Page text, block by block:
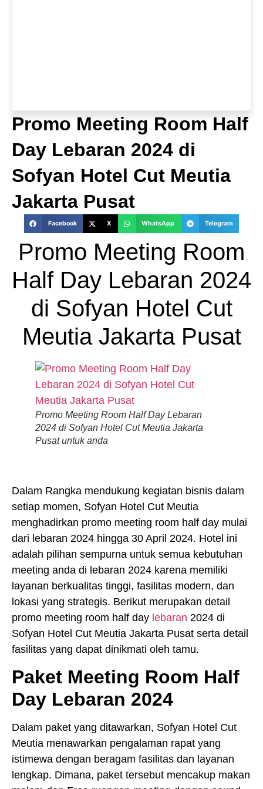
Promo Meeting Room Half
Day Lebaran 2024 di
Sofyan Hotel Cut Meutia
Jakarta Pusat
Facebook X WhatsApp Telegram
Promo Meeting Room
Half Day Lebaran 2024
di Sofyan Hotel Cut
Meutia Jakarta Pusat
Promo Meeting Room Half Day Lebaran
2024 di Sofyan Hotel Cut Meutia Jakarta
Pusat untuk anda
Dalam Rangka mendukung kegiatan bisnis dalam
setiap momen, Sofyan Hotel Cut Meutia
menghadirkan promo meeting room half day mulai
dari lebaran 2024 hingga 30 April 2024. Hotel ini
adalah pilihan sempurna untuk semua kebutuhan
meeting anda di lebaran 2024 karena memiliki
layanan berkualitas tinggi, fasilitas modern, dan
lokasi yang strategis. Berikut merupakan detail
promo meeting room half day lebaran 2024 di
Sofyan Hotel Cut Meutia Jakarta Pusat serta detail
fasilitas yang dapat dinikmati oleh tamu.
Paket Meeting Room Half
Day Lebaran 2024
Dalam paket yang ditawarkan, Sofyan Hotel Cut
Meutia menawarkan pengalaman rapat yang
istimewa dengan beragam fasilitas dan layanan
lengkap. Dimana, paket tersebut mencakup makan